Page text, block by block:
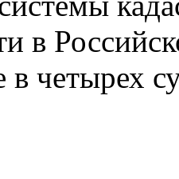
в
в четырех